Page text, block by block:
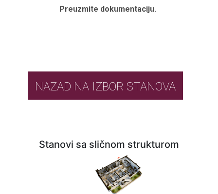
Preuzmite dokumentaciju.
NAZAD NA IZBOR STANOVA
Stanovi sa sličnom strukturom